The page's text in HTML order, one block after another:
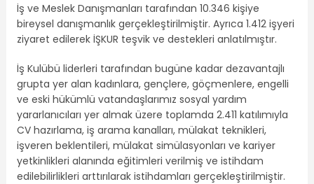
İş ve Meslek Danışmanları tarafından 10.346 kişiye
bireysel danışmanlık gerçekleştirilmiştir. Ayrıca 1.412 işyeri
ziyaret edilerek İŞKUR teşvik ve destekleri anlatılmıştır.
İş Kulübü liderleri tarafından bugüne kadar dezavantajlı
grupta yer alan kadınlara, gençlere, göçmenlere, engelli
ve eski hükümlü vatandaşlarımız sosyal yardım
yararlanıcıları yer almak üzere toplamda 2.411 katılımıyla
CV hazırlama, iş arama kanalları, mülakat teknikleri,
işveren beklentileri, mülakat simülasyonları ve kariyer
yetkinlikleri alanında eğitimleri verilmiş ve istihdam
edilebilirlikleri arttırılarak istihdamları gerçekleştirilmiştir.